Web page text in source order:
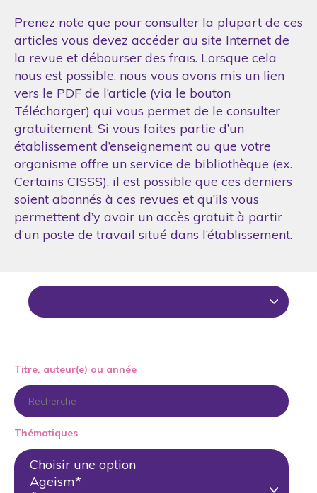
Prenez note que pour consulter la plupart de ces
articles vous devez accéder au site Internet de
la revue et débourser des frais. Lorsque cela
nous est possible, nous vous avons mis un lien
vers le PDF de l’article (via le bouton
Télécharger) qui vous permet de le consulter
gratuitement. Si vous faites partie d’un
établissement d’enseignement ou que votre
organisme offre un service de bibliothèque (ex.
Certains CISSS), il est possible que ces derniers
soient abonnés à ces revues et qu’ils vous
permettent d’y avoir un accès gratuit à partir
d’un poste de travail situé dans l’établissement.
Titre, auteur(e) ou année
Thématiques